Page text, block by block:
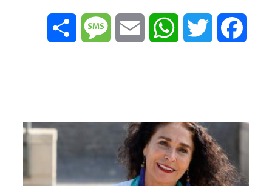
Facebook
Twitter
WhatsApp
Email
Message